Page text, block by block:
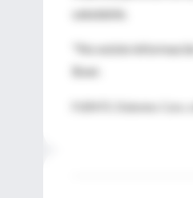
saludable.
"No existe
Boer.